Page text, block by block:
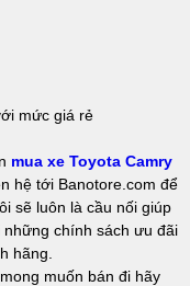
mức giá rẻ
mua xe Toyota Camry
hệ tới Banotore.com để
sẽ luôn là cầu nối giúp
chính sách ưu đãi
hãng.
muốn bán đi hãy